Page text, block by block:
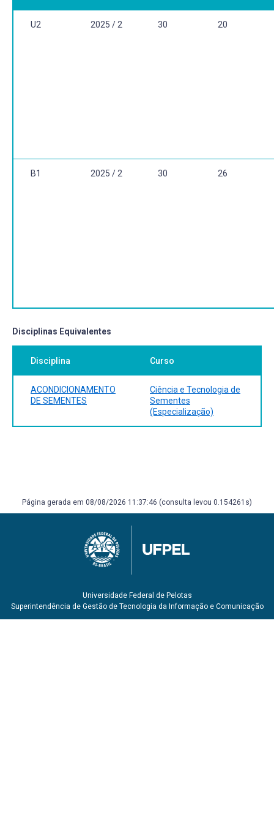
U2 2025 / 2 30 20
B1 2025 / 2 30 26
Disciplinas Equivalentes
Disciplina Curso
ACONDICIONAMENTO
DE SEMENTES
Ciência e Tecnologia de
Sementes
(Especialização)
Página gerada em 08/08/2026 11:37:46 (consulta levou 0.154261s)
Universidade Federal de Pelotas
Superintendência de Gestão de Tecnologia da Informação e Comunicação